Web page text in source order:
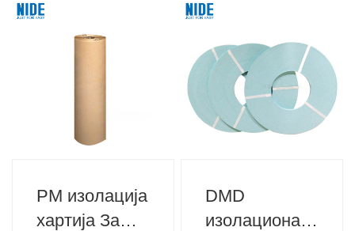
PM изолација
хартија За
DMD
изолациона